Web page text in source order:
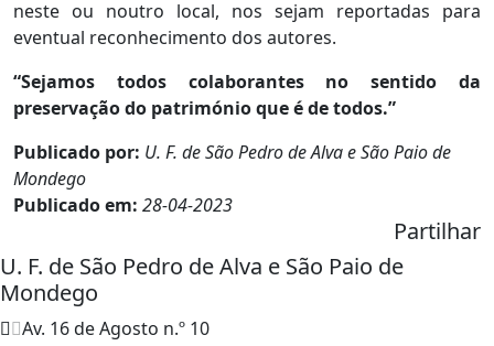
neste ou noutro local, nos sejam reportadas para
eventual reconhecimento dos autores.
“Sejamos todos colaborantes no sentido da
preservação do património que é de todos.”
Publicado por: U. F. de São Pedro de Alva e São Paio de
Mondego
Publicado em: 28-04-2023
Partilhar
U. F. de São Pedro de Alva e São Paio de
Mondego
Av. 16 de Agosto n.º 10